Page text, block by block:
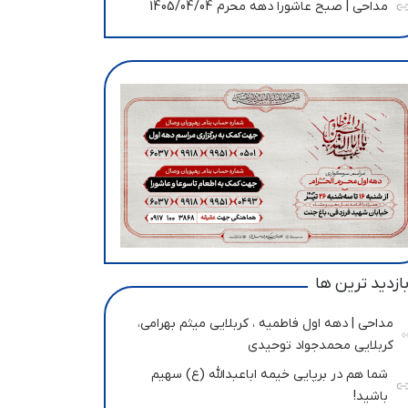
مداحی | صبح عاشورا دهه محرم 1405/04/04
ترین ها
مداحی | دهه اول فاطمیه ، کربلایی میثم بهرامی،
کربلایی محمدجواد توحیدی
شما هم در برپایی خیمه اباعبدالله (ع) سهیم
باشید!